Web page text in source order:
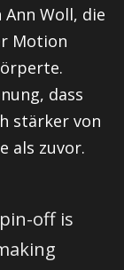
Woll, die
Motion
dass
stärker von
als zuvor.
off is